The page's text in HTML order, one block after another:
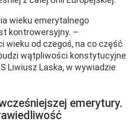
wieku emerytalnego
kontrowersyjny. –
wieku od czegoś, na co część
wątpliwości konstytucyjne
Liwiusz Laska, w wywiadzie
emerytury.